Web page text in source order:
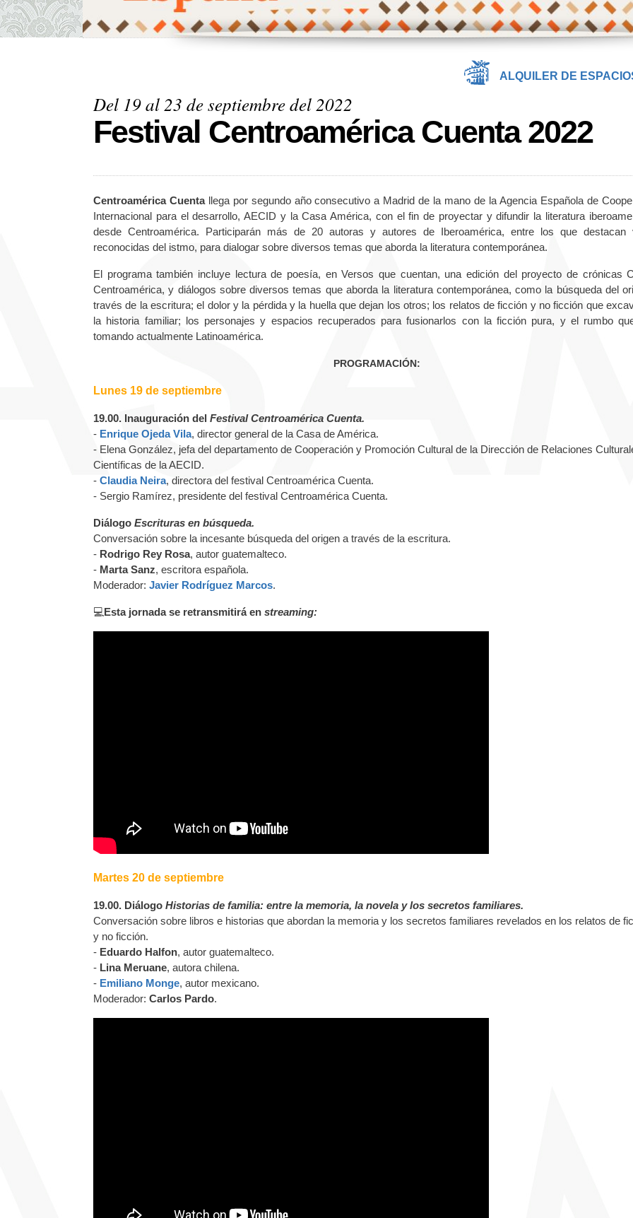
ALQUILER DE
Del 19 al 23 de septiembre del 2022
Festival Centroamérica Cuenta 2022
Centroamérica Cuenta llega por segundo año consecutivo a Madrid de la mano de la Agencia Española de
Internacional para el desarrollo, AECID y la Casa América, con el fin de proyectar y difundir la literatura
desde Centroamérica. Participarán más de 20 autoras y autores de Iberoamérica, entre los que destacan
reconocidas del istmo, para dialogar sobre diversos temas que aborda la literatura contemporánea.
El programa también incluye lectura de poesía, en Versos que cuentan, una edición del proyecto de crónicas
Centroamérica, y diálogos sobre diversos temas que aborda la literatura contemporánea, como la búsqueda del
través de la escritura; el dolor y la pérdida y la huella que dejan los otros; los relatos de ficción y no ficción que
la historia familiar; los personajes y espacios recuperados para fusionarlos con la ficción pura, y el rumbo
tomando actualmente Latinoamérica.
PROGRAMACIÓN:
Lunes 19 de septiembre
19.00. Inauguración del Festival Centroamérica Cuenta.
- Enrique Ojeda Vila, director general de la Casa de América.
- Elena González, jefa del departamento de Cooperación y Promoción Cultural de la Dirección de Relaciones
Científicas de la AECID.
- Claudia Neira, directora del festival Centroamérica Cuenta.
- Sergio Ramírez, presidente del festival Centroamérica Cuenta.
Diálogo Escrituras en búsqueda.
Conversación sobre la incesante búsqueda del origen a través de la escritura.
- Rodrigo Rey Rosa, autor guatemalteco.
- Marta Sanz, escritora española.
Moderador: Javier Rodríguez Marcos.
💻Esta jornada se retransmitirá en streaming:
Martes 20 de septiembre
19.00. Diálogo Historias de familia: entre la memoria, la novela y los secretos familiares.
Conversación sobre libros e historias que abordan la memoria y los secretos familiares revelados en los relatos de
y no ficción.
- Eduardo Halfon, autor guatemalteco.
- Lina Meruane, autora chilena.
- Emiliano Monge, autor mexicano.
Moderador: Carlos Pardo.